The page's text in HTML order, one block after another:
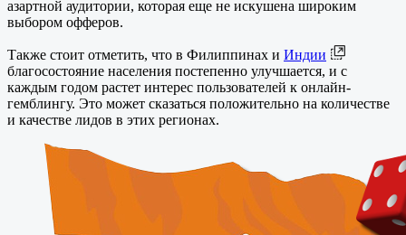
азартной аудитории, которая еще не искушена широким
выбором офферов.
Также стоит отметить, что в Филиппинах и Индии
благосостояние населения постепенно улучшается, и с
каждым годом растет интерес пользователей к онлайн-
гемблингу. Это может сказаться положительно на количестве
и качестве лидов в этих регионах.